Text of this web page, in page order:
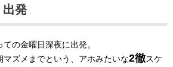
発
の金曜日深夜に出発。
ズメまでという、アホみたいな2徹スケ